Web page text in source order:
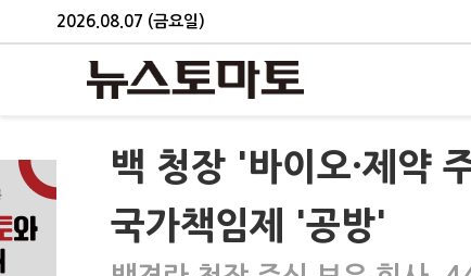
2026.08.07 (금요일)
백 청장 '바이오·제약
국가책임제 '공방'